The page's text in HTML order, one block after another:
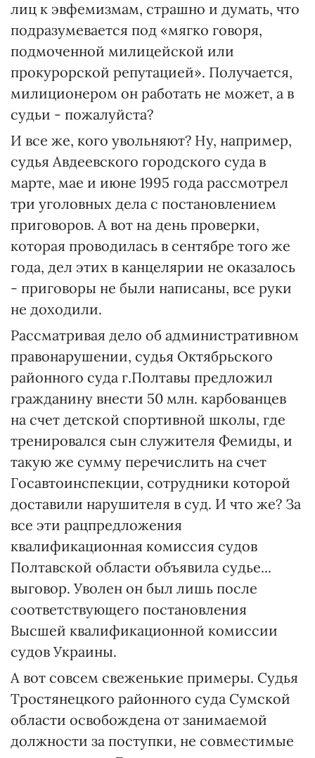
лиц к эвфемизмам, страшно и думать, что
подразумевается под «мягко говоря,
подмоченной милицейской или
прокурорской репутацией». Получается,
милиционером он работать не может, а в
судьи - пожалуйста?
И все же, кого увольняют? Ну, например,
судья Авдеевского городского суда в
марте, мае и июне 1995 года рассмотрел
три уголовных дела с постановлением
приговоров. А вот на день проверки,
которая проводилась в сентябре того же
года, дел этих в канцелярии не оказалось
- приговоры не были написаны, все руки
не доходили.
Рассматривая дело об административном
правонарушении, судья Октябрьского
районного суда г.Полтавы предложил
гражданину внести 50 млн. карбованцев
на счет детской спортивной школы, где
тренировался сын служителя Фемиды, и
такую же сумму перечислить на счет
Госавтоинспекции, сотрудники которой
доставили нарушителя в суд. И что же? За
все эти рацпредложения
квалификационная комиссия судов
Полтавской области объявила судье...
выговор. Уволен он был лишь после
соответствующего постановления
Высшей квалификационной комиссии
судов Украины.
А вот совсем свеженькие примеры. Судья
Тростянецкого районного суда Сумской
области освобождена от занимаемой
должности за поступки, не совместимые